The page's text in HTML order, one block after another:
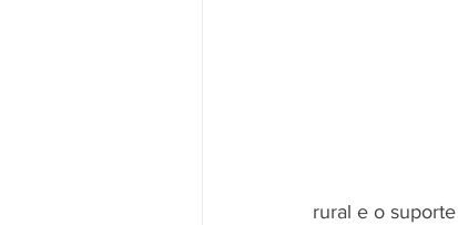
rural e o